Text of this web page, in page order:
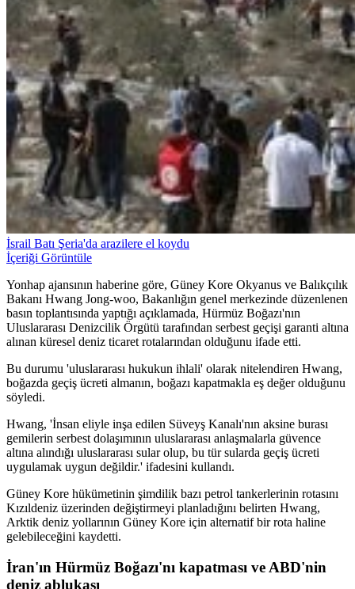
İsrail Batı Şeria'da arazilere el koydu
İçeriği Görüntüle
Yonhap ajansının haberine göre, Güney Kore Okyanus ve Balıkçılık
Bakanı Hwang Jong-woo, Bakanlığın genel merkezinde düzenlenen
basın toplantısında yaptığı açıklamada, Hürmüz Boğazı'nın
Uluslararası Denizcilik Örgütü tarafından serbest geçişi garanti altına
alınan küresel deniz ticaret rotalarından olduğunu ifade etti.
Bu durumu 'uluslararası hukukun ihlali' olarak nitelendiren Hwang,
boğazda geçiş ücreti almanın, boğazı kapatmakla eş değer olduğunu
söyledi.
Hwang, 'İnsan eliyle inşa edilen Süveyş Kanalı'nın aksine burası
gemilerin serbest dolaşımının uluslararası anlaşmalarla güvence
altına alındığı uluslararası sular olup, bu tür sularda geçiş ücreti
uygulamak uygun değildir.' ifadesini kullandı.
Güney Kore hükümetinin şimdilik bazı petrol tankerlerinin rotasını
Kızıldeniz üzerinden değiştirmeyi planladığını belirten Hwang,
Arktik deniz yollarının Güney Kore için alternatif bir rota haline
gelebileceğini kaydetti.
İran'ın Hürmüz Boğazı'nı kapatması ve ABD'nin
deniz ablukası